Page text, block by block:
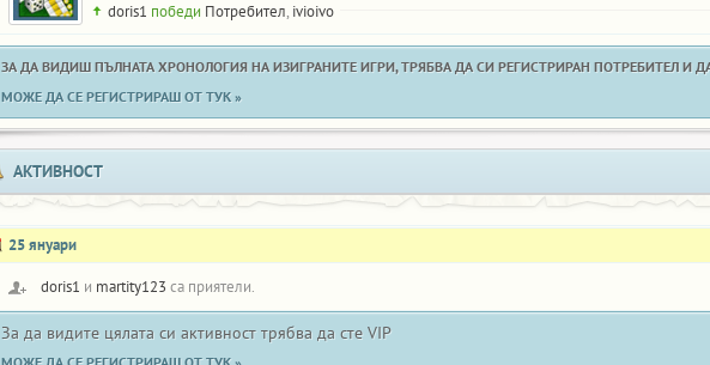
doris1 победи Потребител, ivioivo
ЗА ДА ВИДИШ ПЪЛНАТА ХРОНОЛОГИЯ НА ИЗИГРАНИТЕ ИГРИ, ТРЯБВА ДА СИ РЕГИСТРИРАН ПОТРЕБИТЕЛ И ДА
МОЖЕ ДА СЕ РЕГИСТРИРАШ ОТ ТУК »
АКТИВНОСТ
25 януари
doris1 и martity123 са приятели.
За да видите цялата си активност трябва да сте VIP